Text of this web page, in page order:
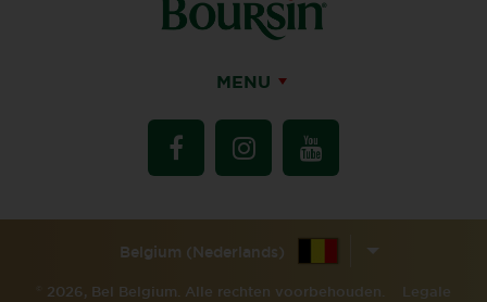
MENU
Belgium (Nederlands)
2026, Bel Belgium. Alle rechten voorbehouden. Legale